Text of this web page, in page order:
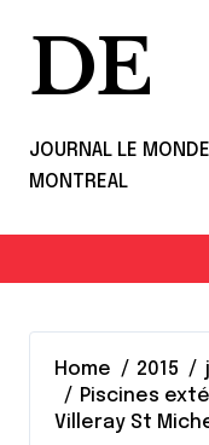
DE
JOURNAL LE
MONTREAL
Home 2015
Piscines
Villeray St